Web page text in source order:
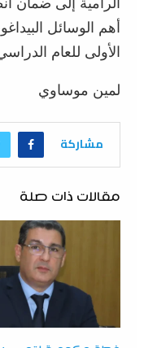
الرامية إلى ضمان
أهم الوسائل
الأولى للعام
لمين موساوي
مشاركة
مقالات ذات صلة